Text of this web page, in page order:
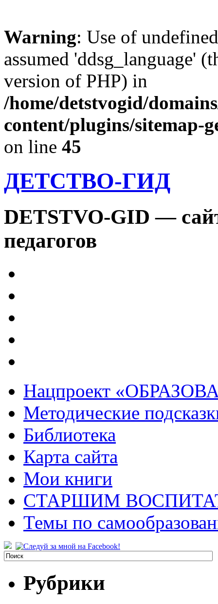
Warning: Use of
assumed 'ddsg_language'
version of PHP) in
/home/detstvogid/
content/plugins/sitemap-
on line 45
ДЕТСТВО-ГИД
DETSTVO-GID —
педагогов
Нацпроект
Методические
Библиотека
Карта сайта
Мои книги
СТАРШИМ
Темы по
Рубрики